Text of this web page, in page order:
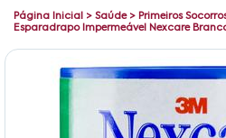
Página Inicial > Saúde> Primeiros
Esparadrapo Impermeável Nexcare